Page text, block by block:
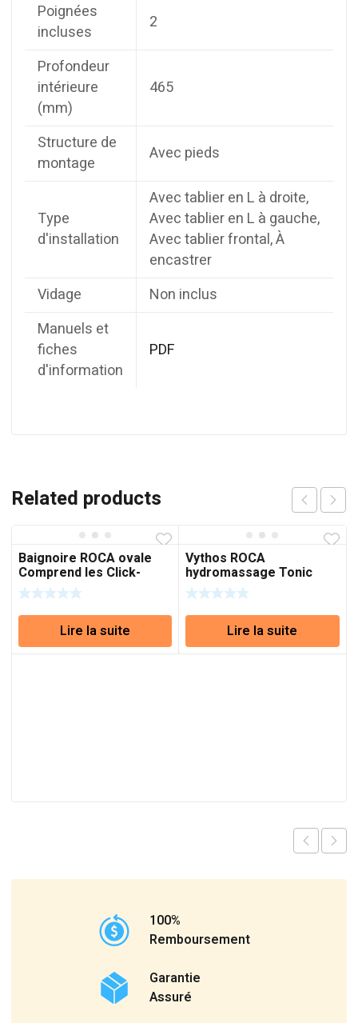
Poignées
incluses
2
Profondeur
intérieure
(mm)
465
Structure de
montage
Avec pieds
Type
d'installation
Avec tablier en L à droite,
Avec tablier en L à gauche,
Avec tablier frontal, À
encastrer
Vidage
Non inclus
Manuels et
fiches
d'information
PDF
Related products
Baignoire ROCA ovale
Comprend les Click-
clack de gaspillage
Lire la suite
Vythos ROCA
hydromassage Tonic
réf:A248056001
Lire la suite
100%
Remboursement
Garantie
Assuré